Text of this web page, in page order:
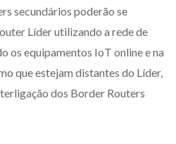
secundários poderão se
Líder utilizando a rede de
os equipamentos IoT online e na
que estejam distantes do Líder,
dos Border Routers